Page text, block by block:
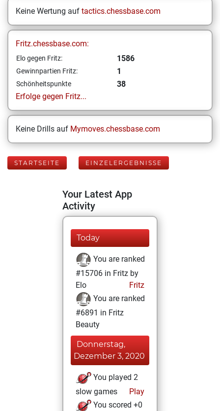
Keine Wertung auf tactics.chessbase.com
Fritz.chessbase.com:
Elo gegen Fritz: 1586
Gewinnpartien Fritz: 1
Schönheitspunkte
38
Erfolge gegen Fritz...
Keine Drills auf Mymoves.chessbase.com
STARTSEITE EINZELERGEBNISSE
Your Latest App
Activity
Today
You are ranked
#15706 in Fritz by
Elo
Fritz
You are ranked
#6891 in Fritz
Beauty
Donnerstag,
Dezember 3, 2020
You played 2
slow games
Play
You scored +0